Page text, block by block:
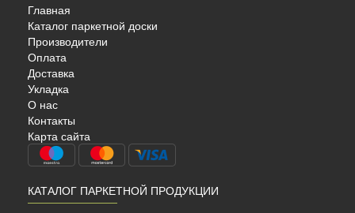
МДФ
Главная
Каталог паркетной доски
Производители
Оплата
Доставка
Укладка
О нас
Контакты
Карта сайта
КАТАЛОГ ПАРКЕТНОЙ ПРОДУКЦИИ